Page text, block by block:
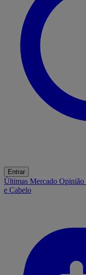
Entrar
Últimas Mercado Opinião
e Cabelo